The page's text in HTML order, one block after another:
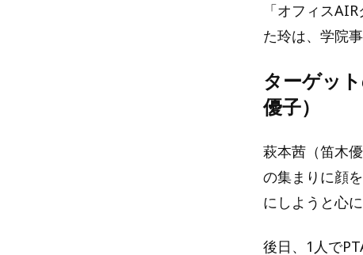
「オフィス
た玲は、学院
ターゲッ
優子）
萩本茜（笛木
の集まりに顔
にしようと心に
後日、1人で